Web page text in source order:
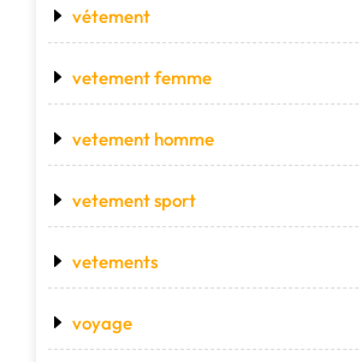
vétement
vetement femme
vetement homme
vetement sport
vetements
voyage